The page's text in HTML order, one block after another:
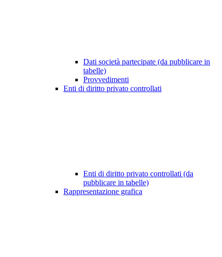
Dati società partecipate (da pubblicare in
tabelle)
Provvedimenti
Enti di diritto privato controllati
Enti di diritto privato controllati (da
pubblicare in tabelle)
Rappresentazione grafica